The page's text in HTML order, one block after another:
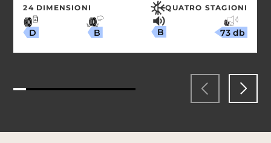
24 DIMENSIONI QUATRO STAGIONI
D B B 73 db